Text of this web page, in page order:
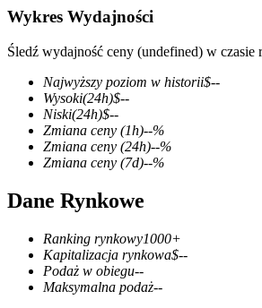
Kontrakty futures wykorzystujące
Kontrakty terminowe COIN-M
Kontrakty terminowe na kryptowaluty
TradFi
Wykres Wydajności
Śledź wydajność ceny (undefined) w czasie
Najwyższy poziom w historii$--
Wysoki(24h)$--
Niski(24h)$--
Zmiana ceny (1h)--%
Zmiana ceny (24h)--%
Zmiana ceny (7d)--%
Dane Rynkowe
Ranking rynkowy1000+
Kapitalizacja rynkowa$--
Podaż w obiegu--
Maksymalna podaż--